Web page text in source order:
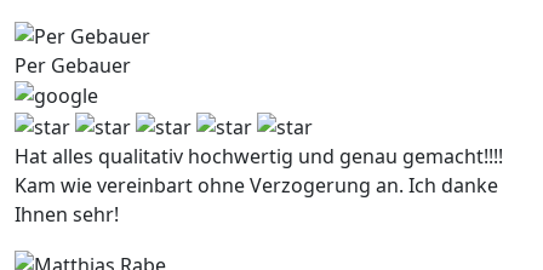
Per Gebauer
Hat alles qualitativ hochwertig und genau gemacht!!!!
Kam wie vereinbart ohne Verzogerung an. Ich danke
Ihnen sehr!